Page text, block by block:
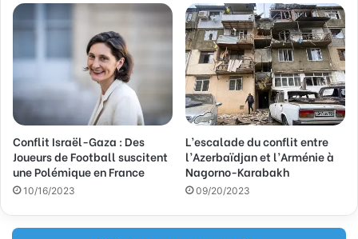
Conflit Israël-Gaza : Des
Joueurs de Football suscitent
une Polémique en France
10/16/2023
L’escalade du conflit entre
l’Azerbaïdjan et l’Arménie à
Nagorno-Karabakh
09/20/2023